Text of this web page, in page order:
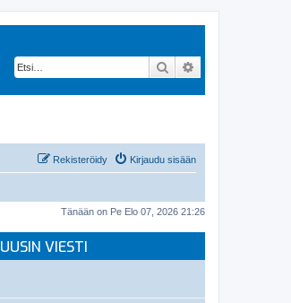
Etsi
Kirjaudu sisään
Rekisteröidy
Tänään on Pe Elo 07, 2026 21:26
UUSIN VIESTI